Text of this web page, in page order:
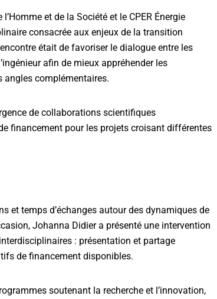
et de la Société et le CPER Énergie
consacrée aux enjeux de la transition
était de favoriser le dialogue entre les
afin de mieux appréhender les
angles complémentaires.
de collaborations scientifiques
financement pour les projets croisant différentes
et temps d’échanges autour des dynamiques de
Johanna Didier a présenté une intervention
: présentation et partage
de financement disponibles.
soutenant la recherche et l’innovation,